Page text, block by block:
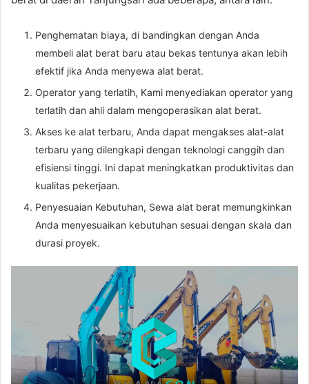
Penghematan biaya, di bandingkan dengan Anda
membeli alat berat baru atau bekas tentunya akan lebih
efektif jika Anda menyewa alat berat.
Operator yang terlatih, Kami menyediakan operator yang
terlatih dan ahli dalam mengoperasikan alat berat.
Akses ke alat terbaru, Anda dapat mengakses alat-alat
terbaru yang dilengkapi dengan teknologi canggih dan
efisiensi tinggi. Ini dapat meningkatkan produktivitas dan
kualitas pekerjaan.
Penyesuaian Kebutuhan, Sewa alat berat memungkinkan
Anda menyesuaikan kebutuhan sesuai dengan skala dan
durasi proyek.